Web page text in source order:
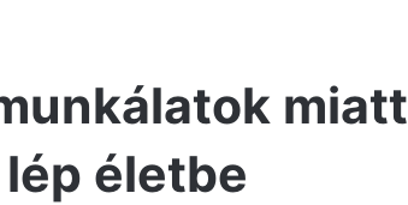
miatt
életbe